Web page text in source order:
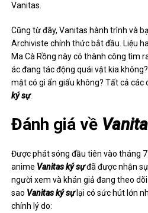
Vanitas.
Cũng từ đây, Vanitas hành trình và
Archiviste chính thức bắt đầu. Liệu
Ma Cà Rồng này có thành công tìm
ác đang tác động quái vật kia
mật có gì ẩn giấu không? Tất cả các
ký sự.
Đánh giá về
Được phát sóng đầu tiên vào tháng
anime Vanitas ký sựđã được nhận
người xem và khán giả đang theo
sao Vanitas ký sựlại có sức hút lớn
chính lý do: